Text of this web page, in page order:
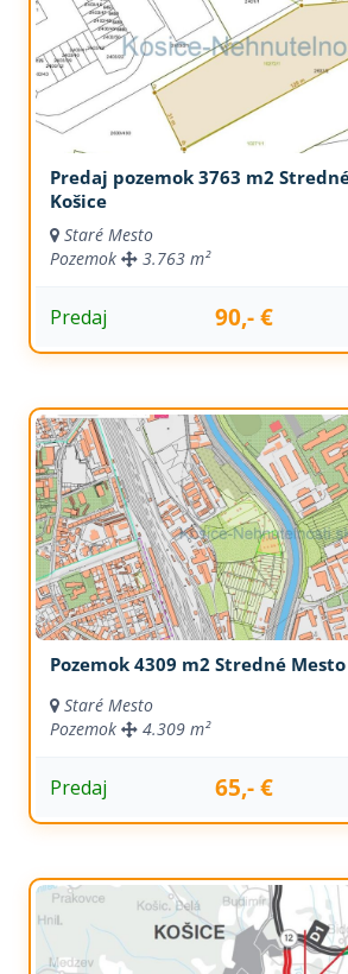
Predaj pozemok 3763 m2
Košice
Staré Mesto
Pozemok
3.763 m²
Predaj 90,- €
Pozemok 4309 m2 Stredné Mesto
Staré Mesto
Pozemok
4.309 m²
Predaj 65,- €